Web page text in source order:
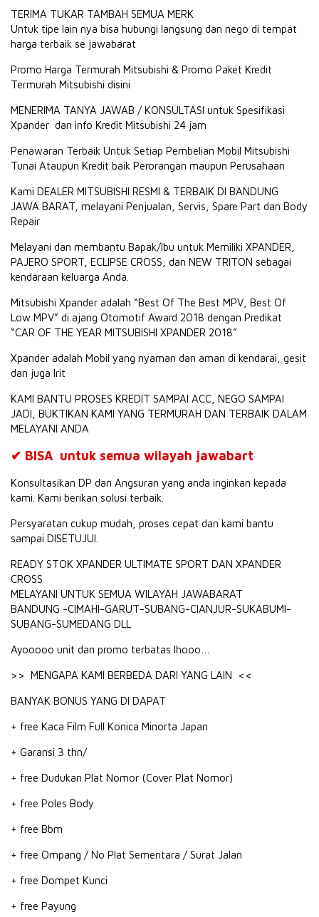
TERIMA TUKAR TAMBAH SEMUA MERK
Untuk tipe lain nya bisa hubungi langsung dan nego di tempat
harga terbaik se jawabarat
Promo Harga Termurah Mitsubishi & Promo Paket Kredit
Termurah Mitsubishi disini
MENERIMA TANYA JAWAB / KONSULTASI untuk Spesifikasi
Xpander dan info Kredit Mitsubishi 24 jam
Penawaran Terbaik Untuk Setiap Pembelian Mobil Mitsubishi
Tunai Ataupun Kredit baik Perorangan maupun Perusahaan
Kami DEALER MITSUBISHI RESMI & TERBAIK DI BANDUNG
JAWA BARAT, melayani Penjualan, Servis, Spare Part dan Body
Repair
Melayani dan membantu Bapak/Ibu untuk Memiliki XPANDER,
PAJERO SPORT, ECLIPSE CROSS, dan NEW TRITON sebagai
kendaraan keluarga Anda.
Mitsubishi Xpander adalah “Best Of The Best MPV, Best Of
Low MPV” di ajang Otomotif Award 2018 dengan Predikat
“CAR OF THE YEAR MITSUBISHI XPANDER 2018”
Xpander adalah Mobil yang nyaman dan aman di kendarai, gesit
dan juga Irit
KAMI BANTU PROSES KREDIT SAMPAI ACC, NEGO SAMPAI
JADI, BUKTIKAN KAMI YANG TERMURAH DAN TERBAIK DALAM
MELAYANI ANDA
✔ BISA untuk semua wilayah jawabart
Konsultasikan DP dan Angsuran yang anda inginkan kepada
kami. Kami berikan solusi terbaik.
Persyaratan cukup mudah, proses cepat dan kami bantu
sampai DISETUJUI.
READY STOK XPANDER ULTIMATE SPORT DAN XPANDER
CROSS
MELAYANI UNTUK SEMUA WILAYAH JAWABARAT
BANDUNG -CIMAHI-GARUT-SUBANG-CIANJUR-SUKABUMI-
SUBANG-SUMEDANG DLL
Ayooooo unit dan promo terbatas lhooo…
>> MENGAPA KAMI BERBEDA DARI YANG LAIN <<
BANYAK BONUS YANG DI DAPAT
+ free Kaca Film Full Konica Minorta Japan
+ Garansi 3 thn/
+ free Dudukan Plat Nomor (Cover Plat Nomor)
+ free Poles Body
+ free Bbm
+ free Ompang / No Plat Sementara / Surat Jalan
+ free Dompet Kunci
+ free Payung